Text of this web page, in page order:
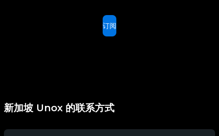
订阅
新加坡 Unox 的联系方式